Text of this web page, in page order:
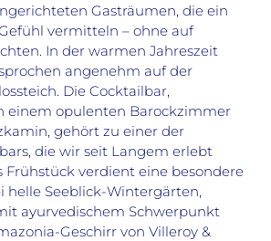
Gasträumen, die ein
vermitteln – ohne auf
In der warmen Jahreszeit
angenehm auf der
Die Cocktailbar,
einem opulenten Barockzimmer
gehört zu einer der
die wir seit Langem erlebt
Frühstück verdient eine besondere
helle Seeblick-Wintergärten,
ayurvedischem Schwerpunkt
Geschirr von Villeroy &